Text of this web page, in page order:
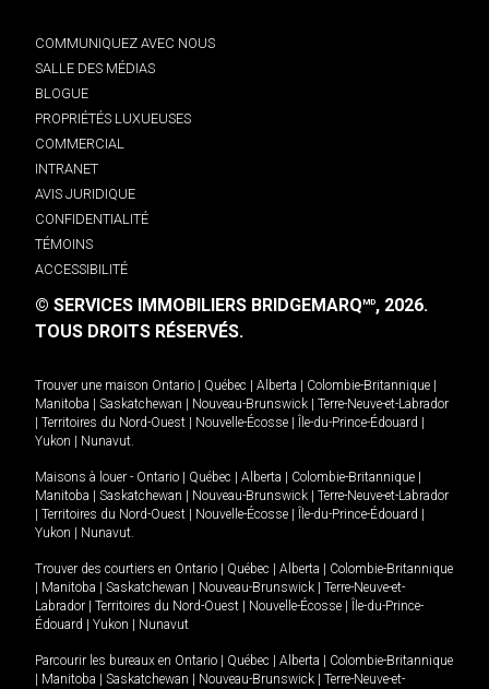
COMMUNIQUEZ AVEC NOUS
SALLE DES MÉDIAS
BLOGUE
PROPRIÉTÉS LUXUEUSES
COMMERCIAL
INTRANET
AVIS JURIDIQUE
CONFIDENTIALITÉ
TÉMOINS
ACCESSIBILITÉ
© SERVICES IMMOBILIERS BRIDGEMARQMD, 2026.
TOUS DROITS RÉSERVÉS.
Trouver une maison Ontario Québec Alberta Colombie-Britannique
Manitoba
Saskatchewan Nouveau-Brunswick
Terre-Neuve-et-Labrador
Territoires du Nord-Ouest Nouvelle-Écosse Île-du-Prince-Édouard
Yukon
Nunavut.
Maisons à louer - Ontario Québec Alberta Colombie-Britannique
Manitoba
Saskatchewan Nouveau-Brunswick
Terre-Neuve-et-Labrador
Territoires du Nord-Ouest Nouvelle-Écosse Île-du-Prince-Édouard
Yukon
Nunavut.
Trouver des courtiers en Ontario Québec Alberta
Colombie-Britannique
Manitoba Saskatchewan Nouveau-Brunswick
Terre-Neuve-et-
Labrador
Territoires du Nord-Ouest Nouvelle-Écosse
Île-du-Prince-
Édouard
Yukon Nunavut
Parcourir les bureaux en Ontario Québec Alberta
Colombie-Britannique
Manitoba Saskatchewan Nouveau-Brunswick
Terre-Neuve-et-